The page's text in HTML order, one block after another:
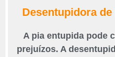
Desentupidora
A pia entupida pode
prejuízos. A